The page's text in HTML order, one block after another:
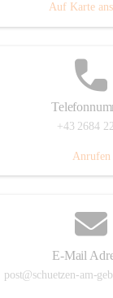
Auf Karte
+43 2684
Anrufen
E-Mail
post@schuetzen-am-